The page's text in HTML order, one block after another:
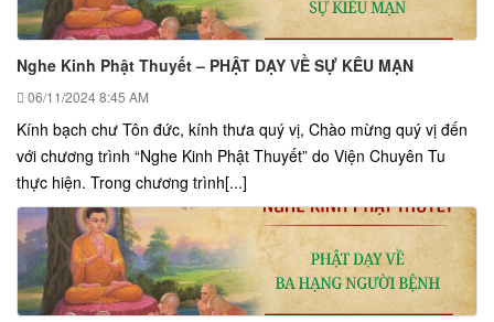
Nghe Kinh Phật Thuyết – PHẬT DẠY VỀ SỰ KÊU MẠN
06/11/20248:45 AM
Kính bạch chư Tôn đức, kính thưa quý vị, Chào mừng quý vị đến
với chương trình “Nghe Kinh Phật Thuyết” do Viện Chuyên Tu
thực hiện. Trong chương trình[...]